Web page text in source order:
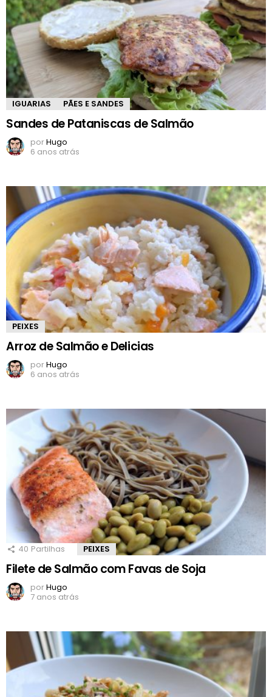
IGUARIAS PÃES E SANDES
Sandes de Pataniscas de Salmão
porHugo
6 anos atrás
PEIXES
Arroz de Salmão e Delicias
porHugo
6 anos atrás
40 Partilhas PEIXES
Filete de Salmão com Favas de Soja
porHugo
7 anos atrás